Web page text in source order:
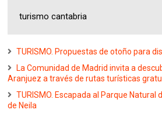
turismo cantabria
TURISMO. Propuestas de otoño para
La Comunidad de Madrid invita a
Aranjuez a través de rutas turísticas
TURISMO. Escapada al Parque Natural
de Neila